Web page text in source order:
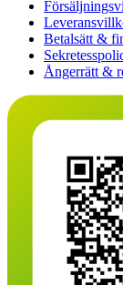
Betalsätt &
Ångerrätt &